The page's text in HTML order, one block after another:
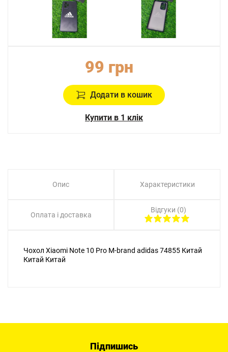
99 грн
Додати в кошик
Купити в 1 клік
Опис Характеристики
Оплата і доставка
Відгуки (0)
Чохол Xiaomi Note 10 Pro M-brand adidas 74855 Китай
Китай Китай
Підпишись